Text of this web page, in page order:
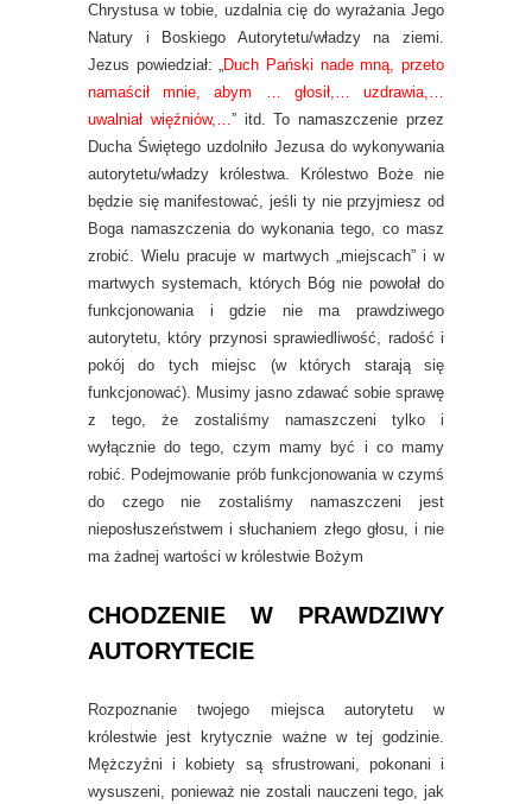
Chrystusa w tobie, uzdalnia cię do wyrażania Jego
Natury i Boskiego Autorytetu/władzy na ziemi.
Jezus powiedział: „Duch Pański nade mną, przeto
namaścił mnie, abym … głosił,… uzdrawia,…
uwalniał więźniów,…” itd. To namaszczenie przez
Ducha Świętego uzdolniło Jezusa do wykonywania
autorytetu/władzy królestwa. Królestwo Boże nie
będzie się manifestować, jeśli ty nie przyjmiesz od
Boga namaszczenia do wykonania tego, co masz
zrobić. Wielu pracuje w martwych „miejscach” i w
martwych systemach, których Bóg nie powołał do
funkcjonowania i gdzie nie ma prawdziwego
autorytetu, który przynosi sprawiedliwość, radość i
pokój do tych miejsc (w których starają się
funkcjonować). Musimy jasno zdawać sobie sprawę
z tego, że zostaliśmy namaszczeni tylko i
wyłącznie do tego, czym mamy być i co mamy
robić. Podejmowanie prób funkcjonowania w czymś
do czego nie zostaliśmy namaszczeni jest
nieposłuszeństwem i słuchaniem złego głosu, i nie
ma żadnej wartości w królestwie Bożym
CHODZENIE W PRAWDZIWY
AUTORYTECIE
Rozpoznanie twojego miejsca autorytetu w
królestwie jest krytycznie ważne w tej godzinie.
Mężczyźni i kobiety są sfrustrowani, pokonani i
wysuszeni, ponieważ nie zostali nauczeni tego, jak